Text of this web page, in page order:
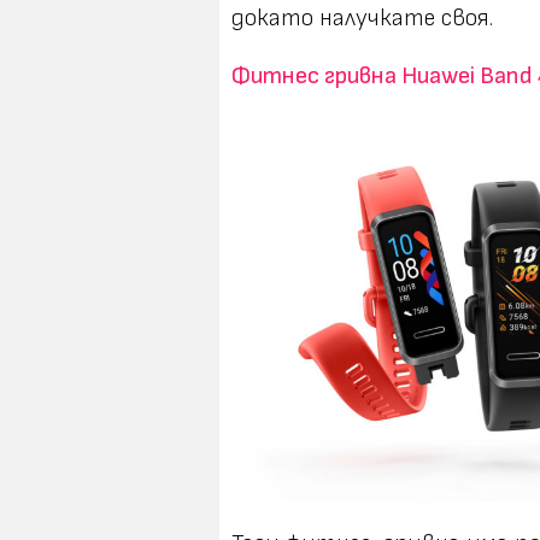
докато налучкате своя.
Фитнес гривна Huawei Band